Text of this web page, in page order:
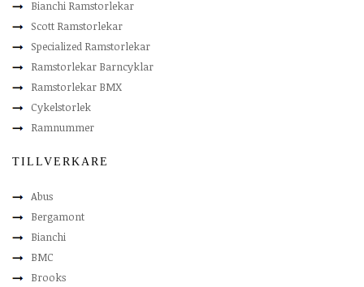
Bianchi Ramstorlekar
Scott Ramstorlekar
Specialized Ramstorlekar
Ramstorlekar Barncyklar
Ramstorlekar BMX
Cykelstorlek
Ramnummer
TILLVERKARE
Abus
Bergamont
Bianchi
BMC
Brooks